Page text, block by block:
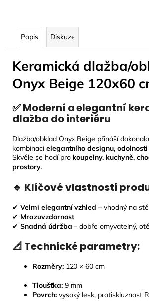
Popis Diskuze
Keramická dlažba/
Onyx Beige 120x60
✅ Moderní a elegantní
dlažba do interiéru
Dlažba/obklad Onyx Beige přináší
kombinaci elegantního designu,
Skvěle se hodí pro koupelny, kuchyně,
prostory.
🔹 Klíčové vlastnosti
✔ Velmi elegantní vzhled – vhodný na
✔ Mrazuvzdornost
✔ Snadná údržba – dobře omyvatelný,
📐 Technické parametry:
Rozměry: 120 ×
Tloušťka: 9 mm
Povrch: vysoký lesk,